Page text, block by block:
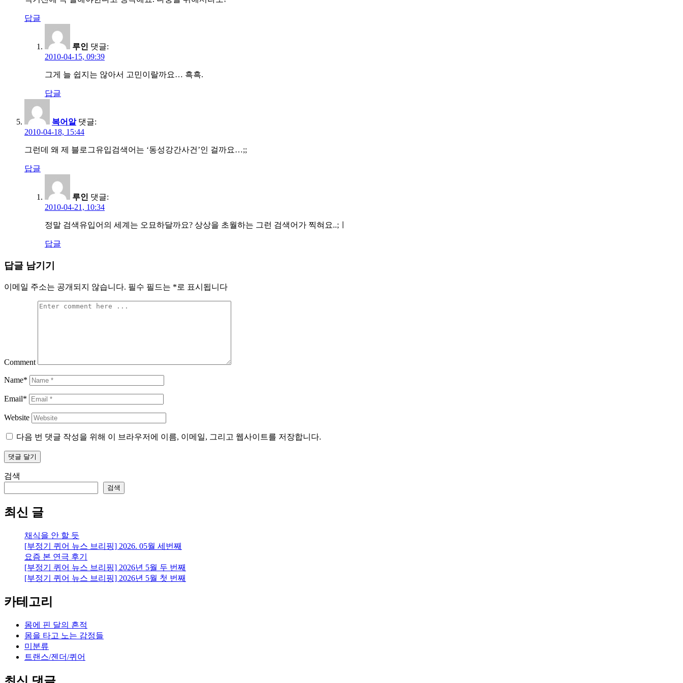
답글
루인 댓글:
2010-04-15, 09:39
그게 늘 쉽지는 않아서 고민이랄까요… 흑흑.
답글
복어알 댓글:
2010-04-18, 15:44
그런데 왜 제 블로그유입검색어는 ‘동성강간사건’인 걸까요…;;
답글
루인 댓글:
2010-04-21, 10:34
정말 검색유입어의 세계는 오묘하달까요? 상상을 초월하는 그런 검색어가 찍혀요..;ㅣ
답글
답글 남기기
이메일 주소는 공개되지 않습니다. 필수 필드는 *로 표시됩니다
Comment
Name*
Email*
Website
다음 번 댓글 작성을 위해 이 브라우저에 이름, 이메일, 그리고 웹사이트를 저장합니다.
검색
검색
최신 글
채식을 안 할 듯
[부정기 퀴어 뉴스 브리핑] 2026. 05월 세번째
요즘 본 연극 후기
[부정기 퀴어 뉴스 브리핑] 2026년 5월 두 번째
[부정기 퀴어 뉴스 브리핑] 2026년 5월 첫 번째
카테고리
몸에 핀 달의 흔적
몸을 타고 노는 감정들
미분류
트랜스/젠더/퀴어